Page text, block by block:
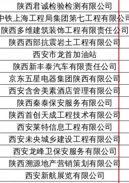
陕西君诚检验检测有限公司
铁上海工程局集团第七工程有限公
陕西多维建筑装饰工程有限责任公司
陕西西部抗震岩土工程有限公司
西安市龙首加油站
陕西新丰泰汽车有限责任公司
京东五星电器集团陕西有限公司
西安含舍美素酒店管理有限公司
陕西秦泰保安服务有限公司
陕西首创天成工程技术有限公司
西安莱特信息工程有限公司
西安未央城乡建设工程有限公司
西安龙峰卫保安服务有限公司
陕西溯源地产营销策划有限公司
西安新航展览有限公司